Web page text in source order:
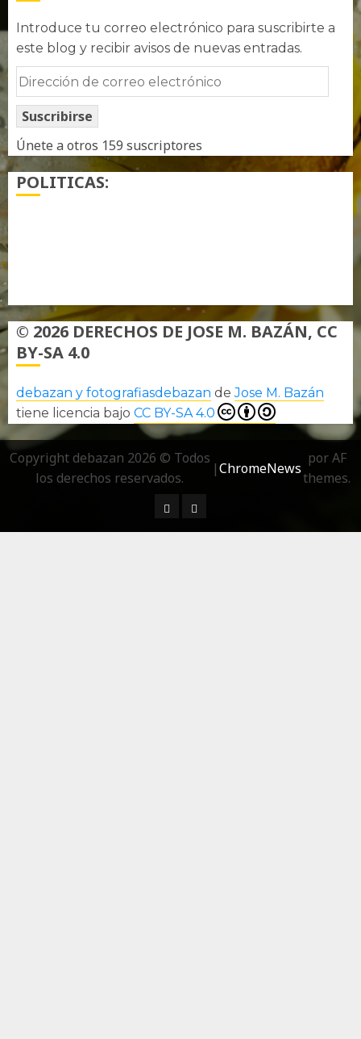
Introduce tu correo electrónico para suscribirte a
este blog y recibir avisos de nuevas entradas.
Dirección
de
correo
electrónico
Suscribirse
Únete a otros 159 suscriptores
POLITICAS:
© 2026 DERECHOS DE JOSE M. BAZÁN, CC
BY-SA 4.0
debazan y fotografiasdebazan deJose M. Bazán
tiene licencia bajo CC BY-SA 4.0
Copyright debazan 2026 © Todos
los derechos reservados.
|ChromeNews
por AF
themes.
¿ Quién soy…?
Más información sobre las